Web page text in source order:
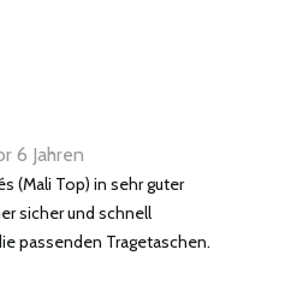
6 Jahren
(Mali Top) in sehr guter
sicher und schnell
passenden Tragetaschen.